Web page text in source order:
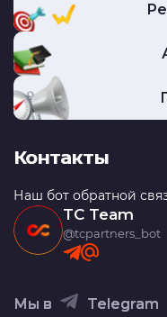
Контакты
Наш бот обратной
TC Team
@tcpartners_bot
Мы в Telegram